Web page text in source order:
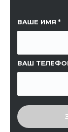
ВАШЕ ИМЯ
ВАШ
ССЫЛКА НА
ВВЕДИТЕ